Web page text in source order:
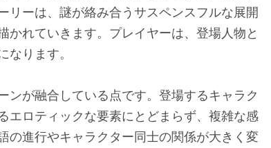
リーは、謎が絡み合うサスペンスフルな展開
れていきます。プレイヤーは、登場人物と
ります。
が融合している点です。登場するキャラク
エロティックな要素にとどまらず、複雑な感
の進行やキャラクター同士の関係が大きく変